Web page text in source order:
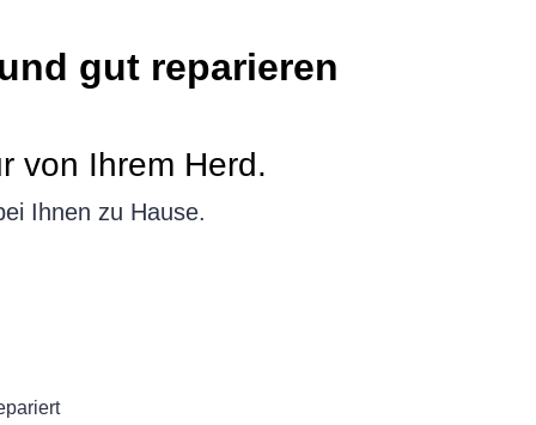
gut reparieren
von Ihrem Herd.
Ihnen zu Hause.